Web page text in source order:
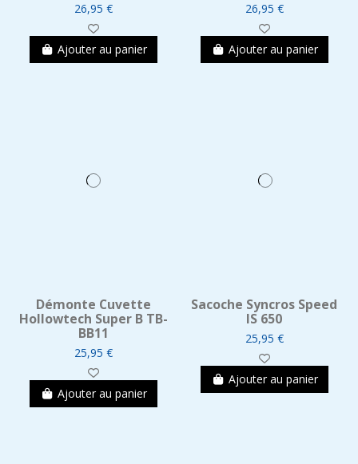
26,95 €
Ajouter au panier
26,95 €
Ajouter au panier
Démonte Cuvette
Hollowtech Super B TB-
BB11
25,95 €
Ajouter au panier
Sacoche Syncros Speed
IS 650
25,95 €
Ajouter au panier